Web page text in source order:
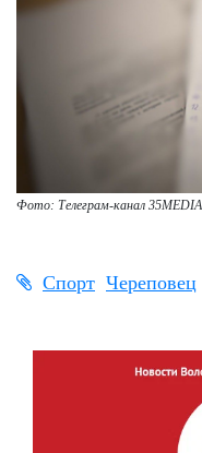
Фото: Телеграм-канал 35MEDIA
Спорт Череповец